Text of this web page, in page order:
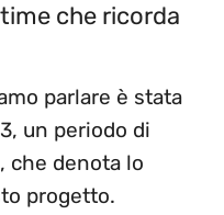
che ricorda
parlare è stata
un periodo di
che denota lo
progetto.